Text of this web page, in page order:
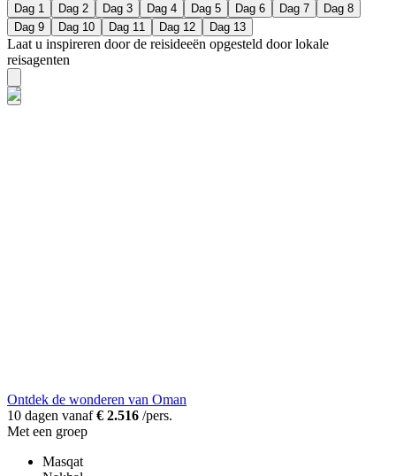
Dag 1 Dag 2 Dag 3 Dag 4 Dag 5 Dag 6 Dag 7
Dag 8
Dag 9
Dag 10 Dag 11 Dag 12 Dag 13
Laat u inspireren door de reisideeën opgesteld door lokale
reisagenten
Ontdek de wonderen van Oman
10 dagen vanaf€ 2.516 /pers.
Met een groep
Masqat